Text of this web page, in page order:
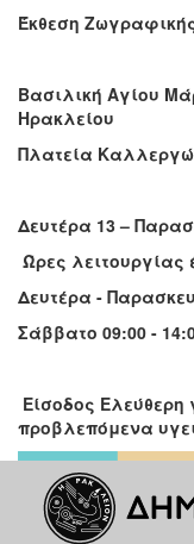
Έκθεση
Βασιλική Αγίου
Ηρακλείου
Πλατεία
Δευτέρα 13 –
Ώρες λειτουργίας
Δευτέρα -
Σάββατο 09:00 -
Είσοδος Ελεύθερη
προβλεπόμενα